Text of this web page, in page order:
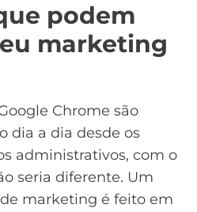
podem
marketing
Chrome são
dia a dia desde os
administrativos, com o
seria diferente. Um
marketing é feito em